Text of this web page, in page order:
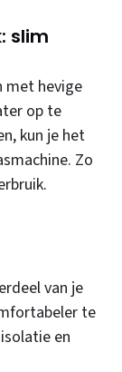
slim
met hevige
op te
kun je het
Zo
van je
te
en